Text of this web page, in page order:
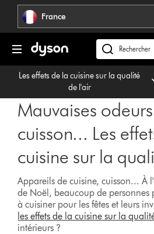
Sauter
pages
France
Rechercher
des
produits
Les effets de la cuisine sur la qualité
de l'air
Mauvaises
cuisson... Les
cuisine sur la
Appareils de cuisine, cuisson... À
de Noël, beaucoup de personnes
à cuisiner pour les fêtes et leurs
les effets de la cuisine sur la
intérieurs ?